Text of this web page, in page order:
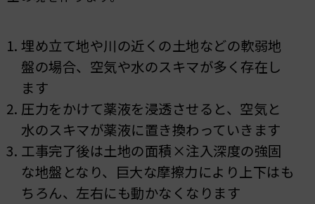
埋め立て地や川の近くの土地などの軟弱地
盤の場合、空気や水のスキマが多く存在し
ます
圧力をかけて薬液を浸透させると、空気と
水のスキマが薬液に置き換わっていきます
工事完了後は土地の面積×注入深度の強固
な地盤となり、巨大な摩擦力により上下はも
ちろん、左右にも動かなくなります